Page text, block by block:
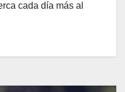
cada día más al